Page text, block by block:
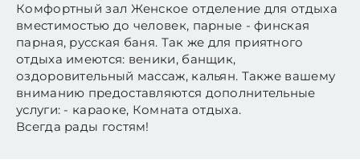
Комфортный зал Женское отделение для отдыха
вместимостью до человек, парные - финская
парная, русская баня. Так же для приятного
отдыха имеются: веники, банщик,
оздоровительный массаж, кальян. Также вашему
вниманию предоставляются дополнительные
услуги: - караоке, Комната отдыха.
Всегда рады гостям!